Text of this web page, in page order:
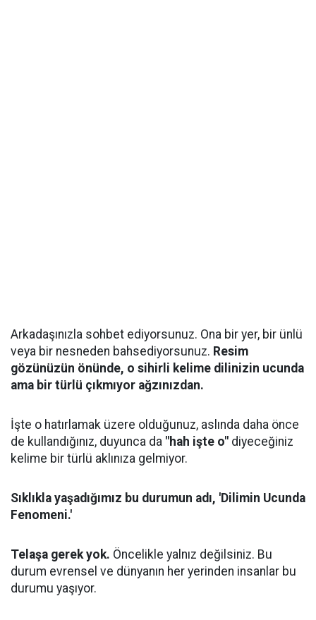
Arkadaşınızla sohbet ediyorsunuz. Ona bir yer, bir ünlü
veya bir nesneden bahsediyorsunuz. Resim
gözünüzün önünde, o sihirli kelime dilinizin ucunda
ama bir türlü çıkmıyor ağzınızdan.
İşte o hatırlamak üzere olduğunuz, aslında daha önce
de kullandığınız, duyunca da "hah işte o" diyeceğiniz
kelime bir türlü aklınıza gelmiyor.
Sıklıkla yaşadığımız bu durumun adı, 'Dilimin Ucunda
Fenomeni.'
Telaşa gerek yok. Öncelikle yalnız değilsiniz. Bu
durum evrensel ve dünyanın her yerinden insanlar bu
durumu yaşıyor.